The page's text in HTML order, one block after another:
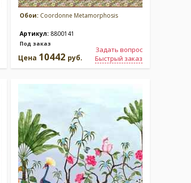
Обои: Coordonne Metamorphosis
Артикул: 8800141
Под заказ
Задать вопрос
Быстрый заказ
Цена 10442 руб.